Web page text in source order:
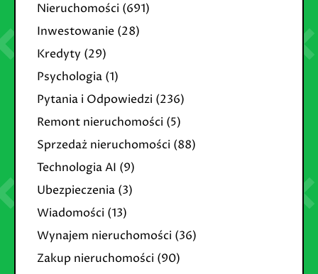
Nieruchomości (691)
Inwestowanie (28)
Kredyty (29)
Psychologia (1)
Pytania i Odpowiedzi (236)
Remont nieruchomości (5)
Sprzedaż nieruchomości (88)
Technologia AI (9)
Ubezpieczenia (3)
Wiadomości (13)
Wynajem nieruchomości (36)
Zakup nieruchomości (90)